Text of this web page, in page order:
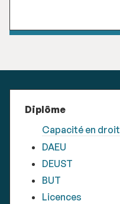
Diplôme
Capacité en droit
DAEU
DEUST
BUT
Licences